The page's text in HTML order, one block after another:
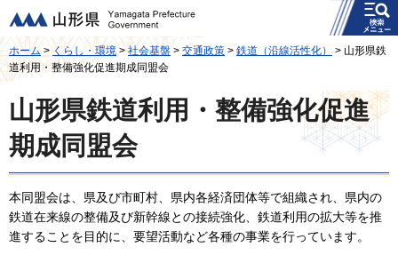
山形県
メニュー
ホーム>くらし・環境 >社会基盤 > 交通政策 > 鉄道（沿線活性化）
> 山形県鉄
道利用・整備強化促進期成同盟会
山形県鉄道利用・整備強化促進
期成同盟会
本同盟会は、県及び市町村、県内各経済団体等で組織され、県内の
鉄道在来線の整備及び新幹線との接続強化、鉄道利用の拡大等を推
進することを目的に、要望活動など各種の事業を行っています。